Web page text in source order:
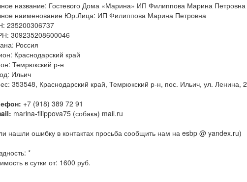
название: Гостевого Дома «Марина» ИП Филиппова Марина Петровна
наименование Юр.Лица: ИП Филиппова Марина Петровна
235200306737
309235208600046
Россия
Краснодарский край
Темрюкский р-н
Ильич
353548, Краснодарский край, Темрюкский р-н, пос. Ильич, ул. Ленина, 2
+7 (918) 389 72 91
marina-filippova75 (собака) mail.ru
нашли ошибку в контактах просьба сообщить нам на esbp @ yandex.ru)
*
в сутки от: 1600 руб.